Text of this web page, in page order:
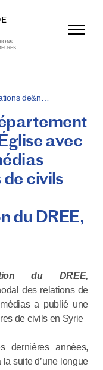
de&n…
avec
de civils
du DREE,
du DREE,
des relations de
a publié une
de civils en Syrie
dernières années,
suite d’une longue